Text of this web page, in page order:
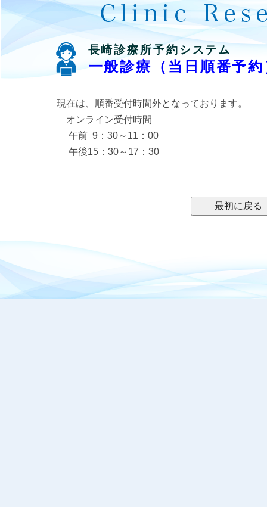
長崎診療所予約システム
一般診療（当日順番予
現在は、順番受付時間外となっております。
オンライン受付時間
午前 9：30～11：00
午後15：30～17：30